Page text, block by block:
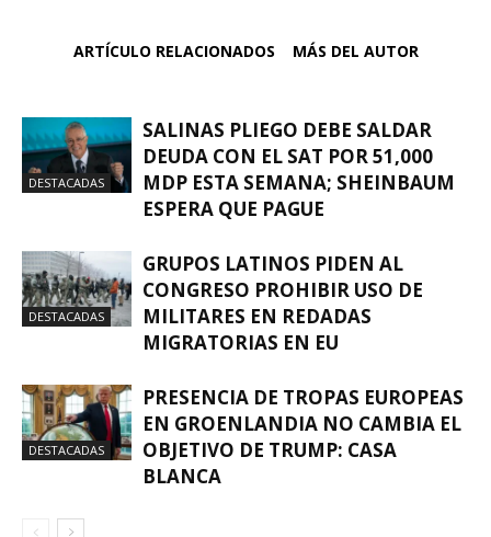
ARTÍCULO RELACIONADOS MÁS DEL AUTOR
DESTACADAS
SALINAS PLIEGO DEBE SALDAR
DEUDA CON EL SAT POR 51,000
MDP ESTA SEMANA; SHEINBAUM
ESPERA QUE PAGUE
DESTACADAS
GRUPOS LATINOS PIDEN AL
CONGRESO PROHIBIR USO DE
MILITARES EN REDADAS
MIGRATORIAS EN EU
DESTACADAS
PRESENCIA DE TROPAS EUROPEAS
EN GROENLANDIA NO CAMBIA EL
OBJETIVO DE TRUMP: CASA
BLANCA